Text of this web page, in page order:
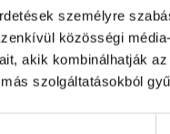
személyre
közösségi
akik kombinálhatják
szolgáltatásokból
időpontig (nap,
Fő u. 3-5.
cukorral és